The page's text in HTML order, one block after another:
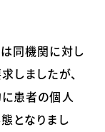
同機関に対し
しましたが、
患者の個人
となりまし